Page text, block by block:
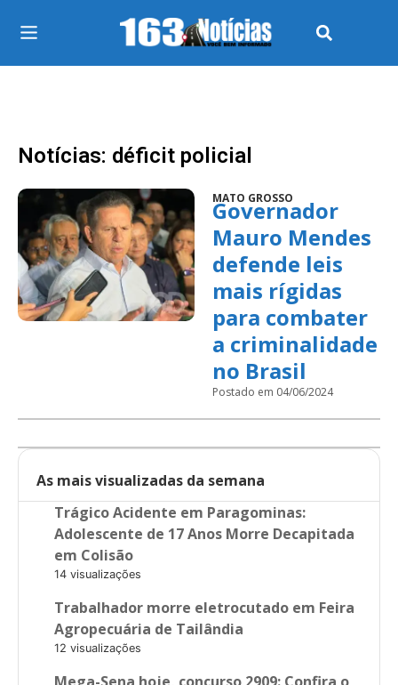
Notícias: déficit policial
MATO GROSSO
Governador
Mauro Mendes
defende leis
mais rígidas
para combater
a criminalidade
no Brasil
Postado em 04/06/2024
As mais visualizadas da semana
Trágico Acidente em Paragominas:
Adolescente de 17 Anos Morre Decapitada
em Colisão
14 visualizações
Trabalhador morre eletrocutado em Feira
Agropecuária de Tailândia
12 visualizações